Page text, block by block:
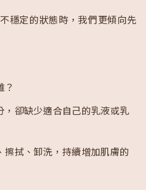
穩定的狀態時，我們更傾向先
，卻缺少適合自己的乳液或乳
擦拭、卸洗，持續增加肌膚的